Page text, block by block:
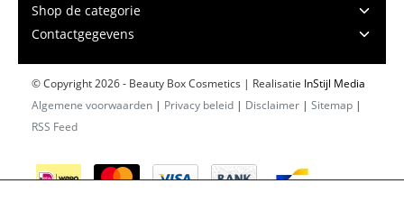
Shop de categorie
Contactgegevens
© Copyright 2026 - Beauty Box Cosmetics | Realisatie InStijl Media
Algemene voorwaarden | Privacy beleid | Disclaimer | Sitemap |
RSS Feed